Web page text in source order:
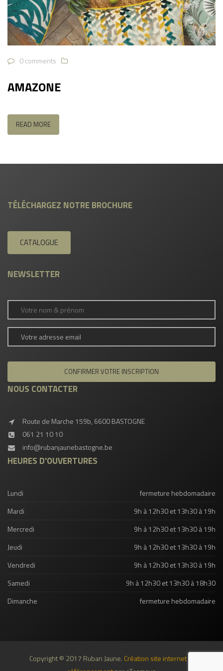
0 comments
AMAZONE
READ MORE
TÉLÉCHARGEZ NOTRE BROCHURE
CATALOGUE
NEWSLETTER
NOUS CONTACTER
Route de Marche 159b, 6600 BASTOGNE
061 21 10 10
info@rubanjaunebastogne.be
HEURES D'OUVERTURES
Lundi
fermeture hebdomadaire
Mardi
9h à 12h30 et 13h30 à 19h
Mercredi
9h à 12h30 et 13h30 à 19h
Jeudi
9h à 12h30 et 13h30 à 19h
Vendredi
9h à 12h30 et 13h30 à 19h
Samedi
9h à 12h30 et 13h30 à 18h30
Dimanche
fermeture hebdomadaire
Copyright © 2017 Ruban Jaune. Création site internet et